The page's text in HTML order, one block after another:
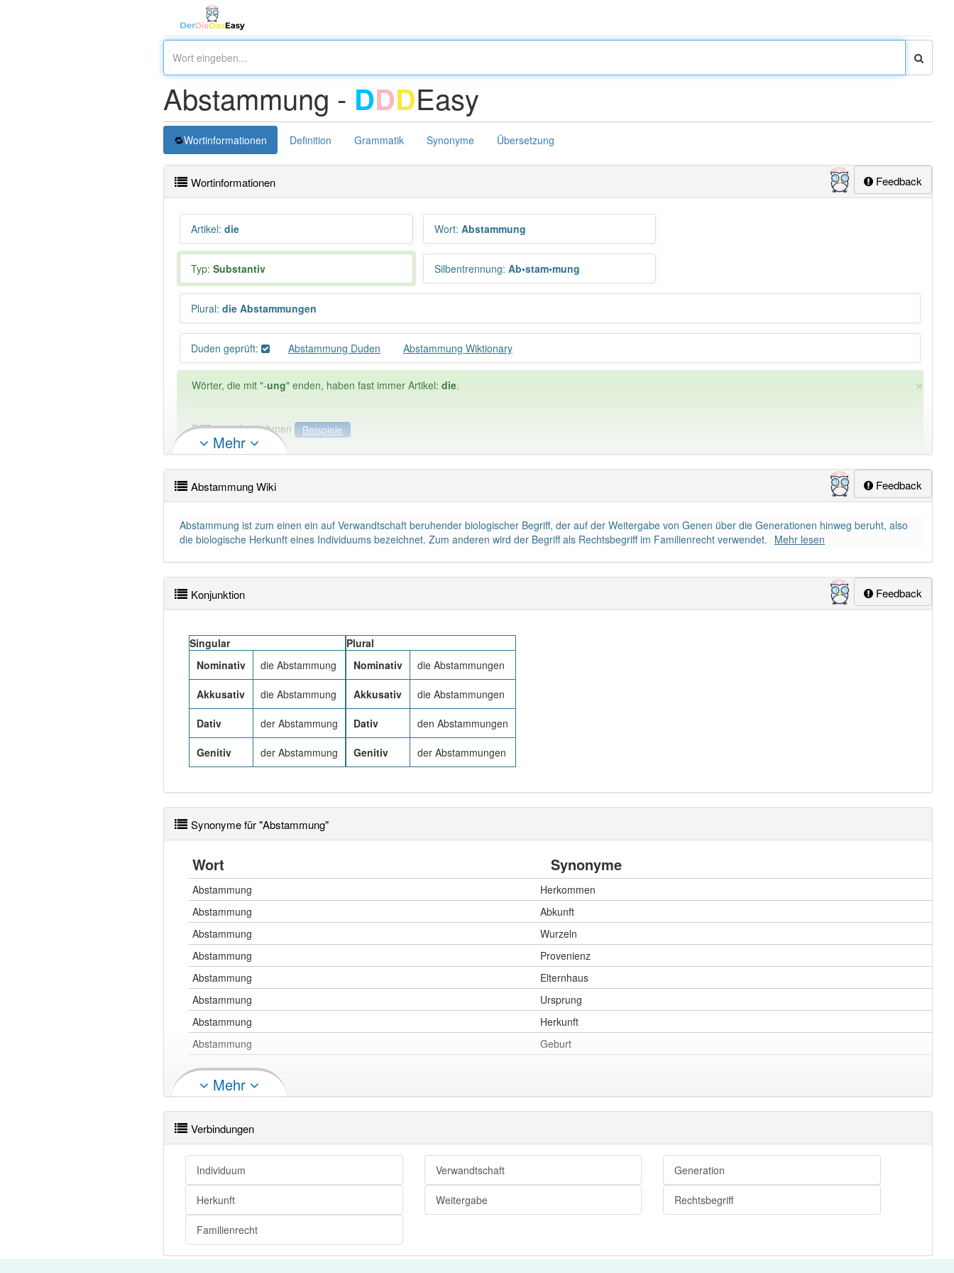
Abstammung - DDDEasy
Wortinformationen Definition Grammatik Synonyme Übersetzung
Feedback
Wortinformationen
Artikel: die Wort: Abstammung
Typ: Substantiv Silbentrennung: Ab•stam•mung
Plural: die Abstammungen
Duden geprüft: Abstammung Duden Abstammung Wiktionary
×
Wörter, die mit "-ung" enden, haben fast immer Artikel: die.
DER:127Ausnahmen
Beispiele
DIE: 11 043
DAS:2Ausnahmen
PowerIndex:155
Wörter mit Endung-abstammung: 1 Wörter mit Endung-abstammung aber mit einem anderen Artikel
95% unserer Spielapp-Nutzer haben den Artikel korrekt erraten.
Mehr
Feedback
Abstammung Wiki
Abstammung ist zum einen ein auf Verwandtschaft beruhender biologischer Begriff, der auf der Weitergabe von Genen über die Generationen hinweg beruht, also
die biologische Herkunft eines Individuums bezeichnet. Zum anderen wird der Begriff als Rechtsbegriff im Familienrecht verwendet. Mehr lesen
Feedback
Konjunktion
Singular
Nominativ
die Abstammung
Akkusativ die Abstammung
Dativ der Abstammung
Genitiv der Abstammung
Plural
Nominativ
die Abstammungen
Akkusativ die Abstammungen
Dativ den Abstammungen
Genitiv der Abstammungen
Synonyme für "Abstammung"
Wort Synonyme
Abstammung
Herkommen
Abstammung
Abkunft
Abstammung
Wurzeln
Abstammung
Provenienz
Abstammung
Elternhaus
Abstammung
Ursprung
Abstammung
Herkunft
Abstammung
Geburt
Abstammung
Abstammung openthesaurus
Mehr
Verbindungen
Individuum Verwandtschaft Generation
Herkunft Weitergabe Rechtsbegriff
Familienrecht